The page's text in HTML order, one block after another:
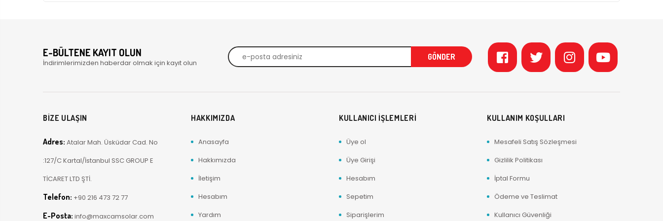
E-BÜLTENE KAYIT OLUN
İndirimlerimizden haberdar olmak için kayıt olun
BİZE ULAŞIN
Adres: Atalar Mah. Üsküdar Cad. No
:127/C Kartal/İstanbul SSC GROUP E
TİCARET LTD ŞTİ.
Telefon: +90 216 473 72 77
E-Posta: info@maxcamsolar.com
HAKKIMIZDA
Anasayfa
Hakkımızda
İletişim
Hesabım
Yardım
KULLANICI İŞLEMLERİ
Üye ol
Üye Girişi
Hesabım
Sepetim
Siparişlerim
KULLANIM KOŞULLARI
Mesafeli Satış Sözleşmesi
Gizlilik Politikası
İptal Formu
Ödeme ve Teslimat
Kullanıcı Güvenliği